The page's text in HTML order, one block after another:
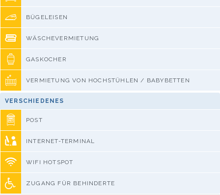
BÜGELEISEN
WÄSCHEVERMIETUNG
GASKOCHER
VERMIETUNG VON HOCHSTÜHLEN / BABYBETTEN
VERSCHIEDENES
POST
INTERNET-TERMINAL
WIFI HOTSPOT
ZUGANG FÜR BEHINDERTE